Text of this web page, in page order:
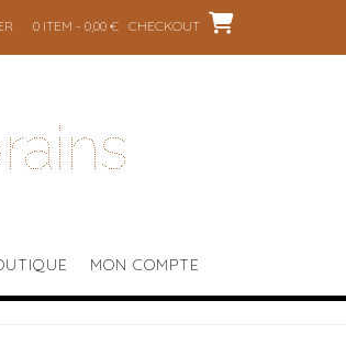
0 ITEM - 0,00 € CHECKOUT
MON COMPTE